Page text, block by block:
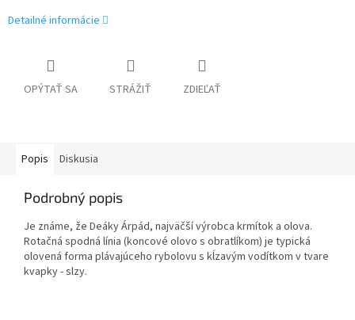
Detailné informácie
OPÝTAŤ SA STRÁŽIŤ ZDIEĽAŤ
Popis Diskusia
Podrobný popis
Je známe, že Deáky Árpád, najväčší výrobca krmítok a olova.
Rotačná spodná línia (koncové olovo s obratlíkom) je typická
olovená forma plávajúceho rybolovu s kĺzavým vodítkom v tvare
kvapky - slzy.